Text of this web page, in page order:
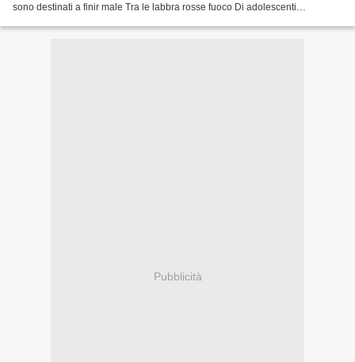
sono destinati a finir male Tra le labbra rosse fuoco Di adolescenti
Pubblicità